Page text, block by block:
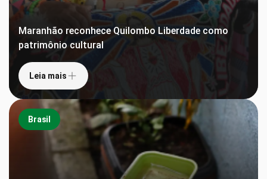
Maranhão reconhece Quilombo Liberdade como
patrimônio cultural
Leia mais
Brasil